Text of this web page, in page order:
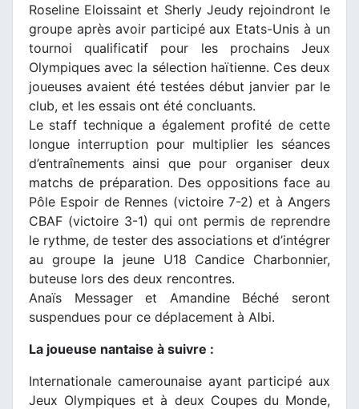
Roseline Eloissaint et Sherly Jeudy rejoindront le
groupe après avoir participé aux Etats-Unis à un
tournoi qualificatif pour les prochains Jeux
Olympiques avec la sélection haïtienne. Ces deux
joueuses avaient été testées début janvier par le
club, et les essais ont été concluants.
Le staff technique a également profité de cette
longue interruption pour multiplier les séances
d’entraînements ainsi que pour organiser deux
matchs de préparation. Des oppositions face au
Pôle Espoir de Rennes (victoire 7-2) et à Angers
CBAF (victoire 3-1) qui ont permis de reprendre
le rythme, de tester des associations et d’intégrer
au groupe la jeune U18 Candice Charbonnier,
buteuse lors des deux rencontres.
Anaïs Messager et Amandine Béché seront
suspendues pour ce déplacement à Albi.
La joueuse nantaise à suivre :
Internationale camerounaise ayant participé aux
Jeux Olympiques et à deux Coupes du Monde,